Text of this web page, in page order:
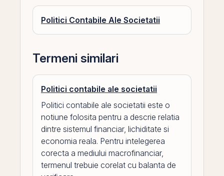
Politici Contabile Ale Societatii
Termeni similari
Politici contabile ale societatii
Politici contabile ale societatii este o
notiune folosita pentru a descrie relatia
dintre sistemul financiar, lichiditate si
economia reala. Pentru intelegerea
corecta a mediului macrofinanciar,
termenul trebuie corelat cu balanta de